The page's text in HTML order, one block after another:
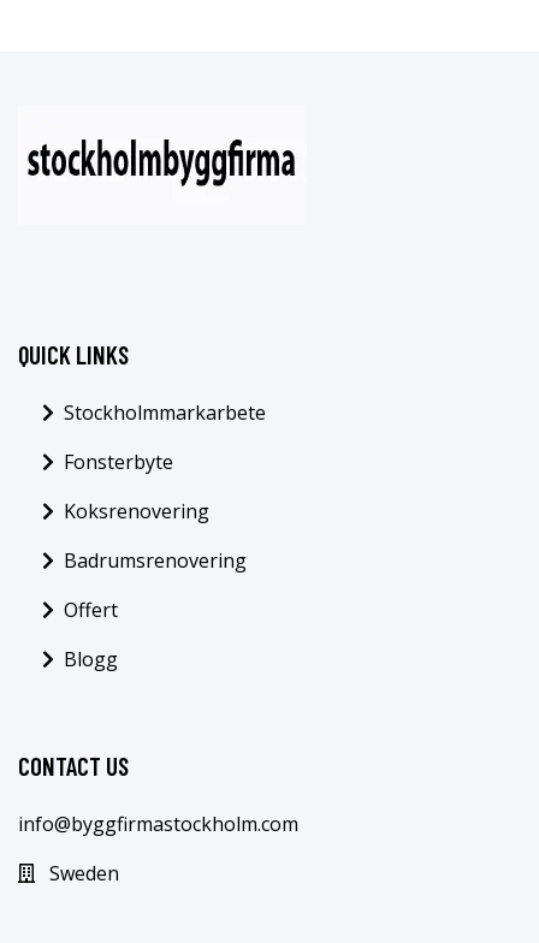
QUICK LINKS
Stockholmmarkarbete
Fonsterbyte
Koksrenovering
Badrumsrenovering
Offert
Blogg
CONTACT US
info@byggfirmastockholm.com
Sweden